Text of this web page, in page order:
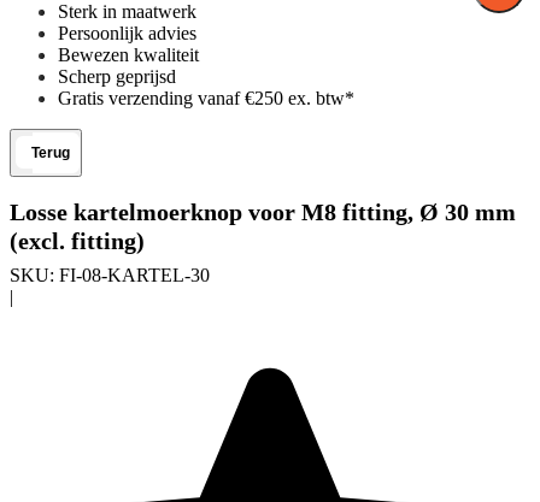
Sterk in maatwerk
Persoonlijk advies
Bewezen kwaliteit
Scherp geprijsd
Gratis verzending vanaf €250 ex. btw*
Terug
Losse kartelmoerknop voor M8 fitting, Ø 30 mm
(excl. fitting)
SKU: FI-08-KARTEL-30
|